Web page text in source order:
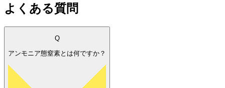
よくある質問
Q
アンモニア態窒素とは何ですか？